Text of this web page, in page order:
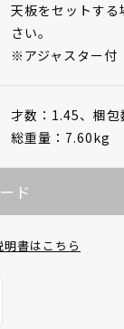
天板をセットす
さい。
※アジャスター付
才数：1.45、 梱包
総重量：7.60kg
ド
書はこちら